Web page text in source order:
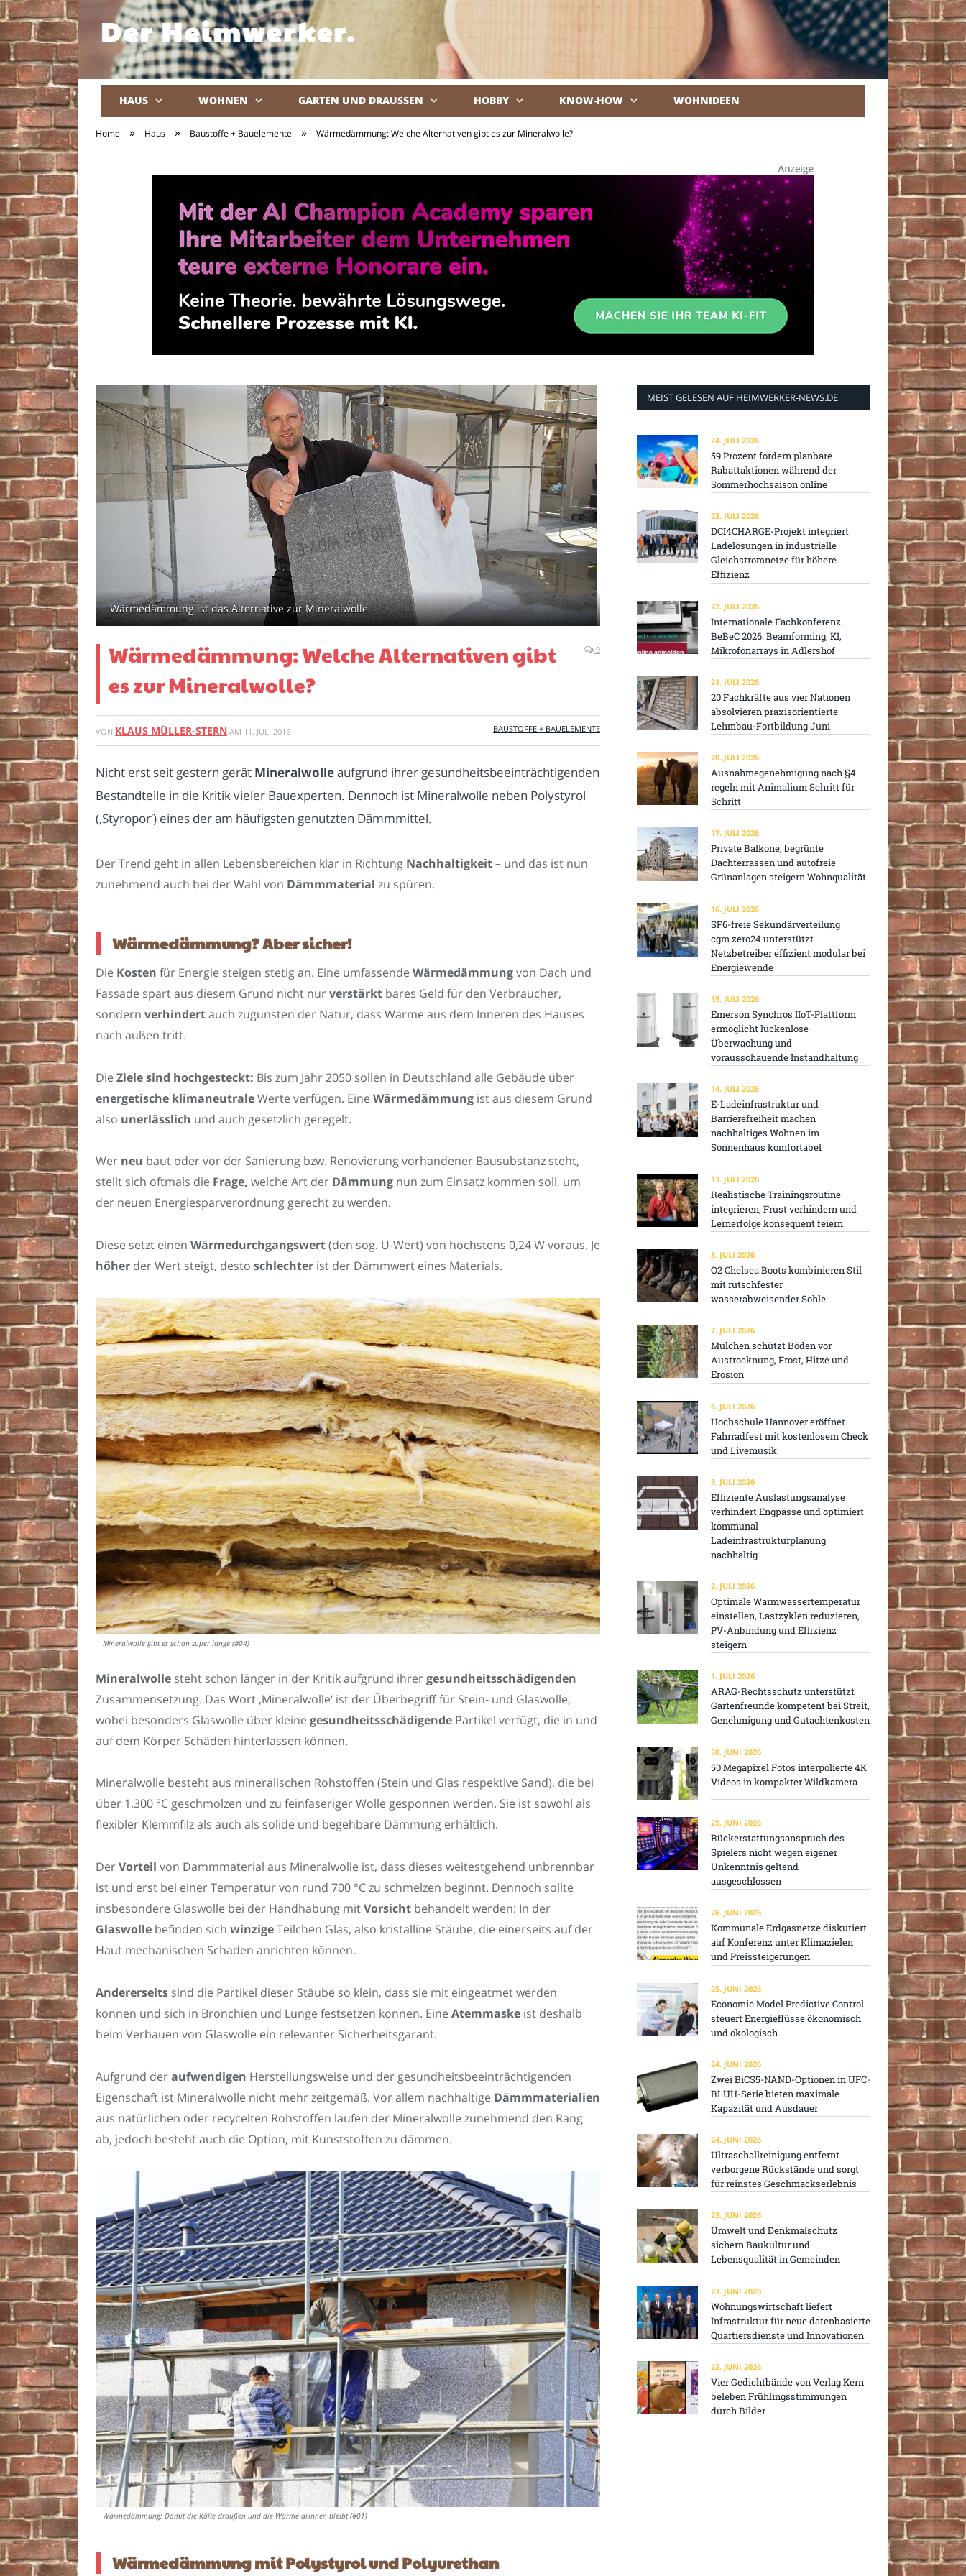
HAUS WOHNEN GARTEN UND DRAUSSEN HOBBY KNOW-HOW WOHNIDEEN
Home » Haus » Baustoffe + Bauelemente » Wärmedämmung: Welche Alternativen gibt es zur Mineralwolle?
Wärmedämmung ist das Alternative zur Mineralwolle
Wärmedämmung: Welche Alternativen gibt
es zur Mineralwolle?
0
VON KLAUS MÜLLER-STERN AM 11. JULI 2016 BAUSTOFFE + BAUELEMENTE
Nicht erst seit gestern gerät Mineralwolleaufgrund ihrer gesundheitsbeeinträchtigenden
Bestandteile in die Kritik vieler Bauexperten. Dennoch ist Mineralwolle neben Polystyrol
(‚Styropor‘) eines der am häufigsten genutzten Dämmmittel.
Der Trend geht in allen Lebensbereichen klar in Richtung Nachhaltigkeit– und das ist nun
zunehmend auch bei der Wahl von Dämmmaterial zu spüren.
Wärmedämmung? Aber sicher!
Die Kosten für Energie steigen stetig an. Eine umfassende Wärmedämmungvon Dach und
Fassade spart aus diesem Grund nicht nurverstärkt bares Geld für den Verbraucher,
sondern verhindertauch zugunsten der Natur, dass Wärme aus dem Inneren des Hauses
nach außen tritt.
Die Ziele sind hochgesteckt: Bis zum Jahr 2050 sollen in Deutschland alle Gebäude über
energetische klimaneutraleWerte verfügen. Eine Wärmedämmung ist aus diesem Grund
also unerlässlich und auch gesetzlich geregelt.
Wer neu baut oder vor der Sanierung bzw. Renovierung vorhandener Bausubstanz steht,
stellt sich oftmals die Frage, welche Art der Dämmung nun zum Einsatz kommen soll, um
der neuen Energiesparverordnung gerecht zu werden.
Diese setzt einen Wärmedurchgangswert(den sog. U-Wert) von höchstens 0,24 W voraus. Je
höher der Wert steigt, desto schlechter ist der Dämmwert eines Materials.
Mineralwolle gibt es schon super lange (#04)
Mineralwolle steht schon länger in der Kritik aufgrund ihrergesundheitsschädigenden
Zusammensetzung. Das Wort ‚Mineralwolle‘ ist der Überbegriff für Stein- und Glaswolle,
wobei besonders Glaswolle über kleine gesundheitsschädigende Partikel verfügt, die in und
auf dem Körper Schäden hinterlassen können.
Mineralwolle besteht aus mineralischen Rohstoffen (Stein und Glas respektive Sand), die bei
über 1.300 °C geschmolzen und zu feinfaseriger Wolle gesponnen werden. Sie ist sowohl als
flexibler Klemmfilz als auch als solide und begehbare Dämmung erhältlich.
DerVorteil von Dammmaterial aus Mineralwolle ist, dass dieses weitestgehend unbrennbar
ist und erst bei einer Temperatur von rund 700 °C zu schmelzen beginnt. Dennoch sollte
insbesondere Glaswolle bei der Handhabung mitVorsicht behandelt werden: In der
Glaswolle befinden sich winzigeTeilchen Glas, also kristalline Stäube, die einerseits auf der
Haut mechanischen Schaden anrichten können.
Andererseits sind die Partikel dieser Stäube so klein, dass sie mit eingeatmet werden
können und sich in Bronchien und Lunge festsetzen können. Eine Atemmaske ist deshalb
beim Verbauen von Glaswolle ein relevanter Sicherheitsgarant.
Aufgrund deraufwendigen Herstellungsweise und der gesundheitsbeeinträchtigenden
Eigenschaft ist Mineralwolle nicht mehr zeitgemäß. Vor allem nachhaltige Dämmmaterialien
aus natürlichen oder recycelten Rohstoffen laufen der Mineralwolle zunehmend den Rang
ab, jedoch besteht auch die Option, mit Kunststoffen zu dämmen.
Wärmedämmung: Damit die Kälte draußen und die Wärme drinnen bleibt (#01)
Wärmedämmung mit Polystyrol und Polyurethan
MEIST GELESEN AUF HEIMWERKER-NEWS.DE
24. JULI 2026
59 Prozent fordern planbare
Rabattaktionen während der
Sommerhochsaison online
23. JULI 2026
DCI4CHARGE-Projekt integriert
Ladelösungen in industrielle
Gleichstromnetze für höhere
Effizienz
22. JULI 2026
Internationale Fachkonferenz
BeBeC 2026: Beamforming, KI,
Mikrofonarrays in Adlershof
21. JULI 2026
20 Fachkräfte aus vier Nationen
absolvieren praxisorientierte
Lehmbau-Fortbildung Juni
20. JULI 2026
Ausnahmegenehmigung nach §4
regeln mit Animalium Schritt für
Schritt
17. JULI 2026
Private Balkone, begrünte
Dachterrassen und autofreie
Grünanlagen steigern Wohnqualität
16. JULI 2026
SF6-freie Sekundärverteilung
cgm.zero24 unterstützt
Netzbetreiber effizient modular bei
Energiewende
15. JULI 2026
Emerson Synchros IIoT-Plattform
ermöglicht lückenlose
Überwachung und
vorausschauende Instandhaltung
14. JULI 2026
E-Ladeinfrastruktur und
Barrierefreiheit machen
nachhaltiges Wohnen im
Sonnenhaus komfortabel
13. JULI 2026
Realistische Trainingsroutine
integrieren, Frust verhindern und
Lernerfolge konsequent feiern
8. JULI 2026
O2 Chelsea Boots kombinieren Stil
mit rutschfester
wasserabweisender Sohle
7. JULI 2026
Mulchen schützt Böden vor
Austrocknung, Frost, Hitze und
Erosion
6. JULI 2026
Hochschule Hannover eröffnet
Fahrradfest mit kostenlosem Check
und Livemusik
3. JULI 2026
Effiziente Auslastungsanalyse
verhindert Engpässe und optimiert
kommunal
Ladeinfrastrukturplanung
nachhaltig
2. JULI 2026
Optimale Warmwassertemperatur
einstellen, Lastzyklen reduzieren,
PV-Anbindung und Effizienz
steigern
1. JULI 2026
ARAG-Rechtsschutz unterstützt
Gartenfreunde kompetent bei Streit,
Genehmigung und Gutachtenkosten
30. JUNI 2026
50 Megapixel Fotos interpolierte 4K
Videos in kompakter Wildkamera
29. JUNI 2026
Rückerstattungsanspruch des
Spielers nicht wegen eigener
Unkenntnis geltend
ausgeschlossen
26. JUNI 2026
Kommunale Erdgasnetze diskutiert
auf Konferenz unter Klimazielen
und Preissteigerungen
25. JUNI 2026
Economic Model Predictive Control
steuert Energieflüsse ökonomisch
und ökologisch
24. JUNI 2026
Zwei BiCS5-NAND-Optionen in UFC-
RLUH-Serie bieten maximale
Kapazität und Ausdauer
24. JUNI 2026
Ultraschallreinigung entfernt
verborgene Rückstände und sorgt
für reinstes Geschmackserlebnis
23. JUNI 2026
Umwelt und Denkmalschutz
sichern Baukultur und
Lebensqualität in Gemeinden
23. JUNI 2026
Wohnungswirtschaft liefert
Infrastruktur für neue datenbasierte
Quartiersdienste und Innovationen
22. JUNI 2026
Vier Gedichtbände von Verlag Kern
beleben Frühlingsstimmungen
durch Bilder